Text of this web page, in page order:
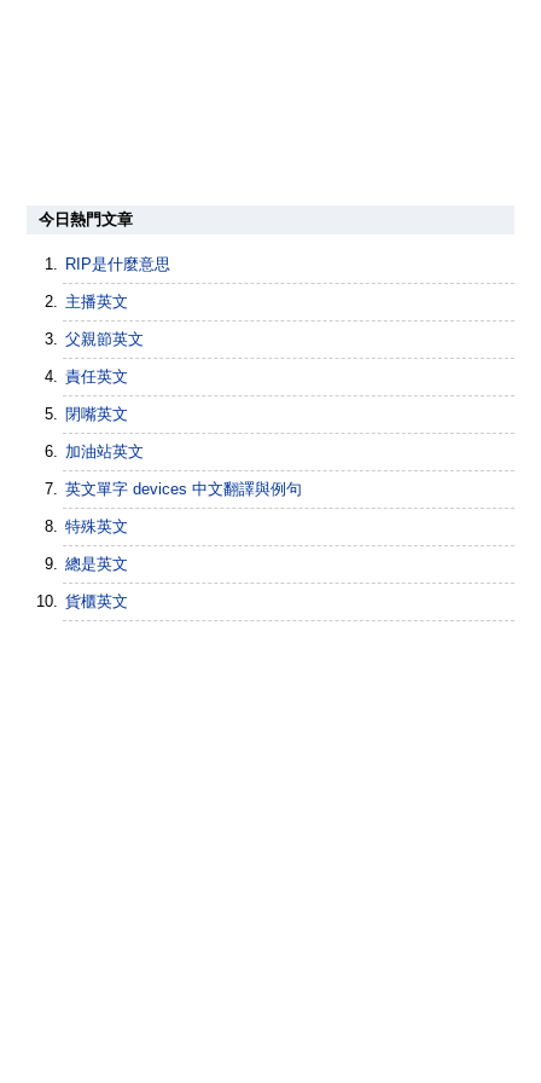
今日熱門文章
RIP是什麼意思
主播英文
父親節英文
責任英文
閉嘴英文
加油站英文
英文單字 devices 中文翻譯與例句
特殊英文
總是英文
貨櫃英文